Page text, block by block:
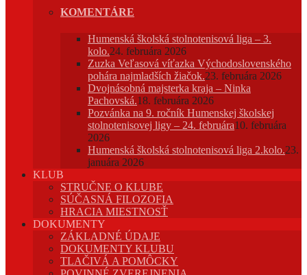
KOMENTÁRE
Humenská školská stolnotenisová liga – 3.
kolo.24. februára 2026
Zuzka Veľasová víťazka Východoslovenského
pohára najmladších žiačok.23. februára 2026
Dvojnásobná majsterka kraja – Ninka
Pachovská.18. februára 2026
Pozvánka na 9. ročník Humenskej školskej
stolnotenisovej ligy – 24. februára10. februára
2026
Humenská školská stolnotenisová liga 2.kolo.23.
januára 2026
KLUB
STRUČNE O KLUBE
SÚČASNÁ FILOZOFIA
HRACIA MIESTNOSŤ
DOKUMENTY
ZÁKLADNÉ ÚDAJE
DOKUMENTY KLUBU
TLAČIVÁ A POMÔCKY